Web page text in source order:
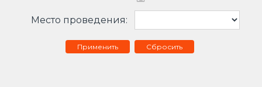
Место проведения:
Сбросить